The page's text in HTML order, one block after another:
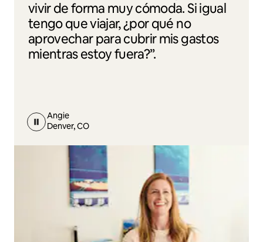
vivir de forma muy cómoda. Si igual
tengo que viajar, ¿por qué no
aprovechar para cubrir mis gastos
mientras estoy fuera?”.
Angie
Denver, CO